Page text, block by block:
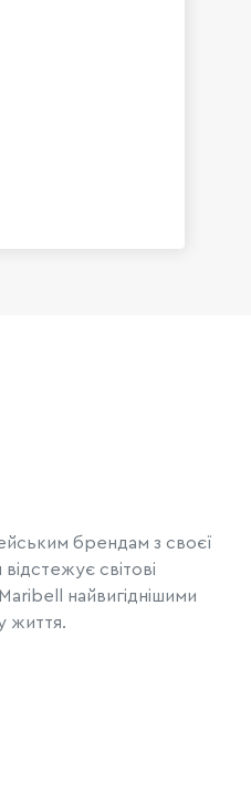
брендам з своєї
світові
найвигіднішими
життя.